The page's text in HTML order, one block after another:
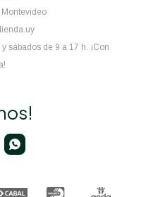
sábados de 9 a 17 h. ¡Con
